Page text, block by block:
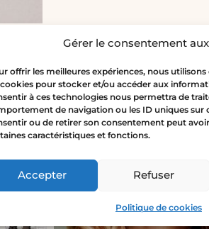
Gérer le consentement
offrir les meilleures expériences, nous
cookies pour stocker et/ou accéder aux
à ces technologies nous permettra de
de navigation ou les ID uniques sur
ou de retirer son consentement peut
caractéristiques et fonctions.
Accepter Refuser
Politique de cookies
or
porter le
en toute saison, vous hésitez
qui pourraient vous aider à